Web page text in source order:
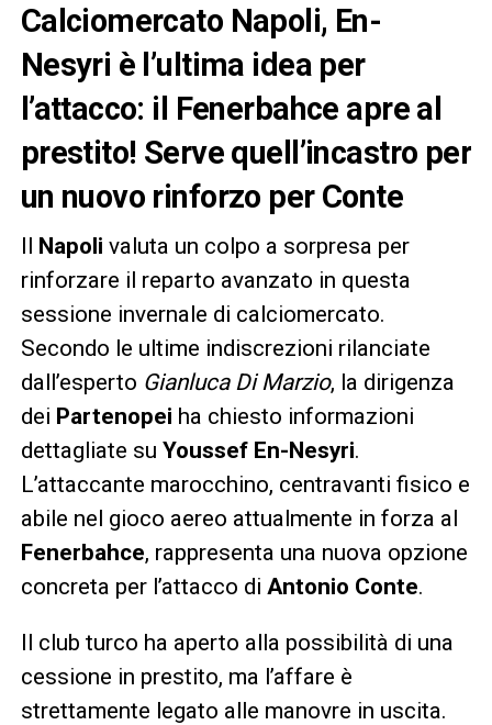
Calciomercato Napoli, En-
Nesyri è l’ultima idea per
l’attacco: il Fenerbahce apre al
prestito! Serve quell’incastro per
un nuovo rinforzo per Conte
Il Napoli valuta un colpo a sorpresa per
rinforzare il reparto avanzato in questa
sessione invernale di calciomercato.
Secondo le ultime indiscrezioni rilanciate
dall’esperto Gianluca Di Marzio, la dirigenza
dei Partenopei ha chiesto informazioni
dettagliate su Youssef En-Nesyri.
L’attaccante marocchino, centravanti fisico e
abile nel gioco aereo attualmente in forza al
Fenerbahce, rappresenta una nuova opzione
concreta per l’attacco di Antonio Conte.
Il club turco ha aperto alla possibilità di una
cessione in prestito, ma l’affare è
strettamente legato alle manovre in uscita.